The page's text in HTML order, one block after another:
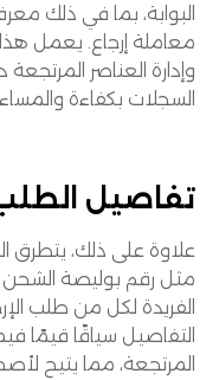
البوابة، بما في ذلك
معاملة إرجاع. يعمل
وإدارة العناصر
السجلات بكفاءة
تفاصيل
علاوة على ذلك، يتطرق
مثل رقم بوليصة الشحن
الفريدة لكل من طلب
التفاصيل سياقًا قيمًا
المرتجعة، مما يتيح